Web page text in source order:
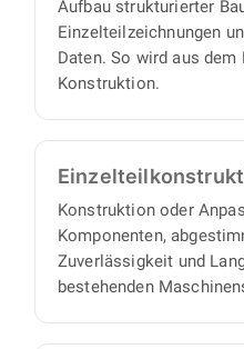
eigenen
proaktiv und
Ihnen einen
Abstimmungs- und
Seite.
Aufbau strukturierter
Einzelteilzeichnungen
Daten. So wird aus
Konstruktion.
Konstruktion oder
Komponenten,
Zuverlässigkeit und
bestehenden